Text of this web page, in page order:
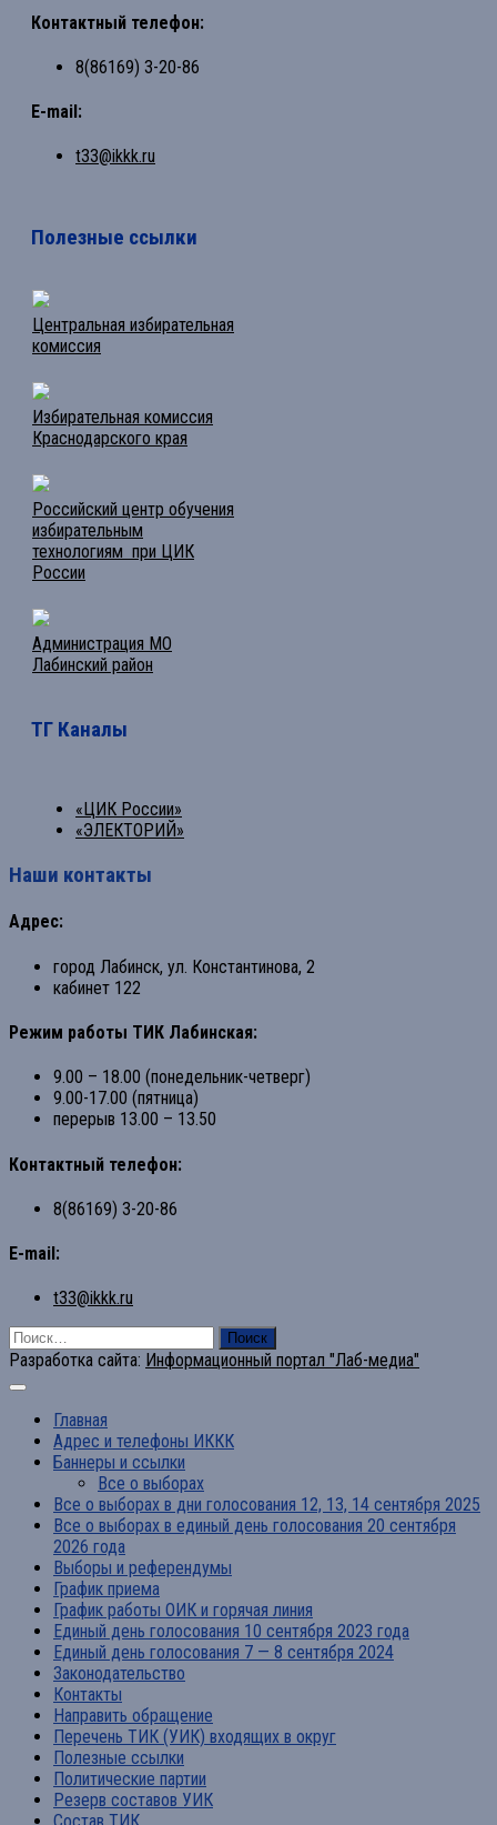
Контактный телефон:
8(86169) 3-20-86
E-mail:
t33@ikkk.ru
Полезные ссылки
Центральная избирательная
комиссия
Избирательная комиссия
Краснодарского края
Российский центр обучения
избирательным
технологиям при ЦИК
России
Администрация МО
Лабинский район
ТГ Каналы
«ЦИК России»
«ЭЛЕКТОРИЙ»
Наши контакты
Адрес:
город Лабинск, ул. Константинова, 2
кабинет 122
Режим работы ТИК Лабинская:
9.00 – 18.00 (понедельник-четверг)
9.00-17.00 (пятница)
перерыв 13.00 – 13.50
Контактный телефон:
8(86169) 3-20-86
E-mail:
t33@ikkk.ru
Найти:
Разработка сайта: Информационный портал "Лаб-медиа"
Главная
Адрес и телефоны ИККК
Баннеры и ссылки
Все о выборах
Все о выборах в дни голосования 12, 13, 14 сентября 2025
Все о выборах в единый день голосования 20 сентября
2026 года
Выборы и референдумы
График приема
График работы ОИК и горячая линия
Единый день голосования 10 сентября 2023 года
Единый день голосования 7 — 8 сентября 2024
Законодательство
Контакты
Направить обращение
Перечень ТИК (УИК) входящих в округ
Полезные ссылки
Политические партии
Резерв составов УИК